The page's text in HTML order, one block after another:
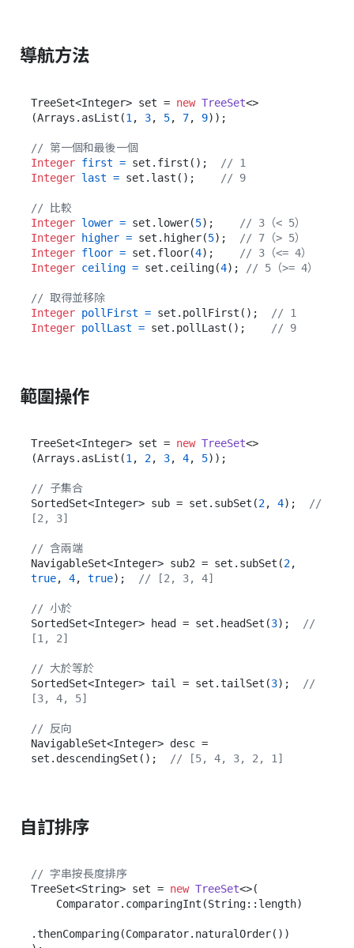
導航方法
TreeSet<Integer> set = new TreeSet<>
(Arrays.asList(1 , 3, 5, 7, 9));
// 第一個和最後一個
Integer first = set.first();
// 1
Integer last = set.last(); // 9
// 比較
Integer lower = set.lower(5);
// 3（< 5）
Integer
higher = set.higher(5);
// 7（> 5）
Integer floor = set.floor(4);
// 3（<= 4）
Integer ceiling = set.ceiling(4); // 5（>= 4）
// 取得並移除
Integer pollFirst = set.pollFirst();
// 1
Integer pollLast = set.pollLast(); // 9
範圍操作
TreeSet<Integer> set = new TreeSet<>
(Arrays.asList(1 , 2, 3, 4, 5));
// 子集合
SortedSet<Integer> sub = set.subSet(2, 4);
//
[2, 3]
// 含兩端
NavigableSet<Integer> sub2 = set.subSet(2
true, 4, true); // [2, 3, 4]
// 小於
SortedSet<Integer> head = set.headSet(3);
//
[1, 2]
// 大於等於
SortedSet<Integer> tail = set.tailSet(3);
//
[3, 4, 5]
// 反向
NavigableSet<Integer> desc =
set.descendingSet();
// [5, 4, 3, 2, 1]
自訂排序
// 字串按長度排序
TreeSet<String> set = new TreeSet<>(
.thenComparing(Comparator.naturalOrder())